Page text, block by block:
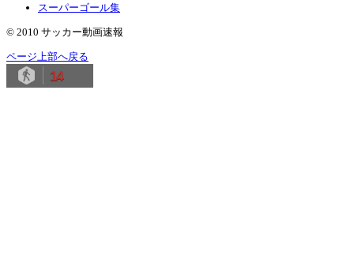
スーパーゴール集
© 2010 サッカー動画速報
ページ上部へ戻る
14